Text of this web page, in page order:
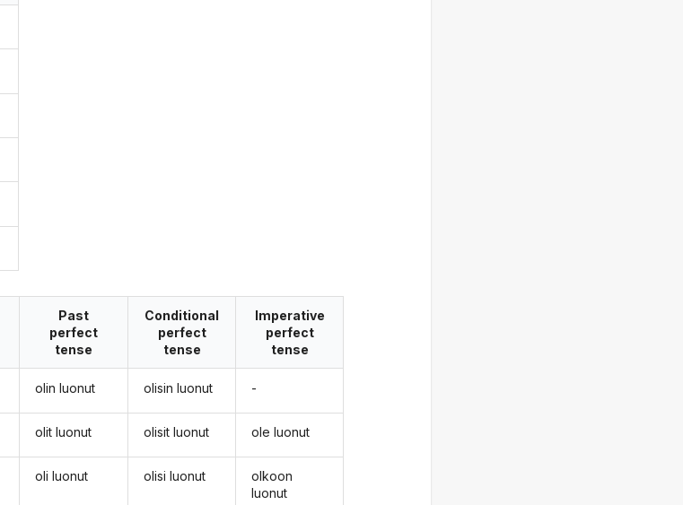
Past
perfect
tense
olin luonut
olit luonut
oli luonut
Conditional
perfect
tense
olisin luonut
olisit luonut
olisi luonut
Imperative
perfect
tense
-
ole luonut
olkoon
luonut